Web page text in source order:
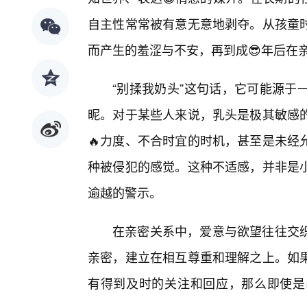
自主性常常被有意无意地剥夺。从孩
而产生的羞涩与不安，再到成😎年后在
“别揉我奶头”这句话，它可能源
昵。对于某些人来说，乳头是极其敏
🔥力度、不合时宜的时机，甚至是未
种被侵犯的感觉。这种不适感，并非
逾越的警示。
在亲密关系中，爱意与欲望往往交
亲密，建立在相互尊重和理解之上。
有得到及时的关注和回应，那么即使